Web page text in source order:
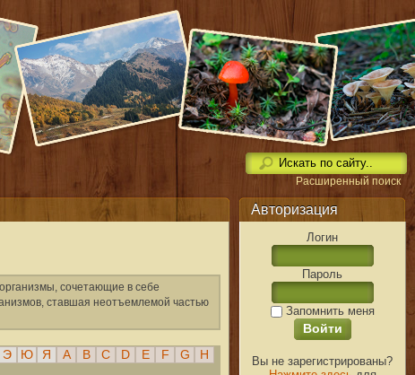
Расширенный поиск
Авторизация
Логин
Пароль
Запомнить меня
Вы не зарегистрированы?
сочетающие в себе
ставшая неотъемлемой частью
Э Ю Я A B C D E F G
H